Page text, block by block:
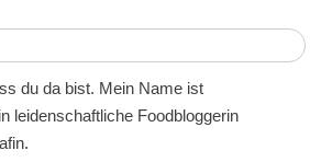
du da bist. Mein Name ist
leidenschaftliche Foodbloggerin